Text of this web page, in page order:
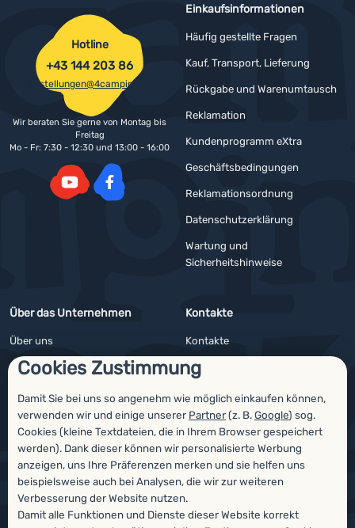
Cookies Zustimmung
Damit Sie bei uns so angenehm wie möglich einkaufen können,
verwenden wir und einige unserer Partner(z. B.Google) sog.
Cookies (kleine Textdateien, die in Ihrem Browser gespeichert
werden). Dank dieser können wir personalisierte Werbung
anzeigen, uns Ihre Präferenzen merken und sie helfen uns
beispielsweise auch bei Analysen, die wir zur weiteren
Verbesserung der Website nutzen.
Damit alle Funktionen und Dienste dieser Website korrekt
Einkaufsinformationen
Häufig gestellte Fragen
Kauf, Transport, Lieferung
Rückgabe und Warenumtausch
Reklamation
Kundenprogramm eXtra
Geschäftsbedingungen
Reklamationsordnung
Datenschutzerklärung
Wartung und
Sicherheitshinweise
Über das Unternehmen
Über uns
Impressum
4camping4nature
Unsere Tester
Kontakte
Kontakte
Angebote für Firmen und Vereine
Newsletter
Hotline
+43 144 203 86
bestellungen@4camping.at
Wir beraten Sie gerne von Montag bis
Freitag
Mo - Fr: 7:30 - 12:30 und 13:00 - 16:00
Auszeichnungen